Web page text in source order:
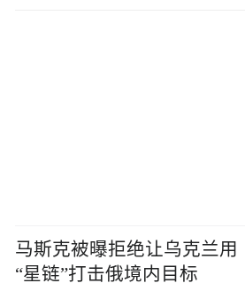
马斯克被曝拒绝让乌克兰用
“星链”打击俄境内目标